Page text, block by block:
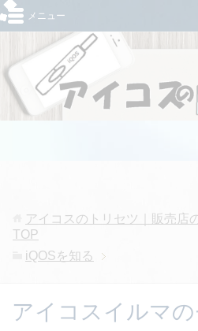
メニュー
アイコスのトリセツ｜販売店
TOP
iQOSを知る
アイコスイルマ